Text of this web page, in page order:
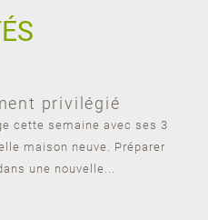
privilégié
cette semaine avec ses 3
maison neuve. Préparer
une nouvelle...